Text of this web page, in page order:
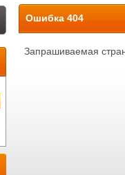
Ошибка 404
Запрашиваемая